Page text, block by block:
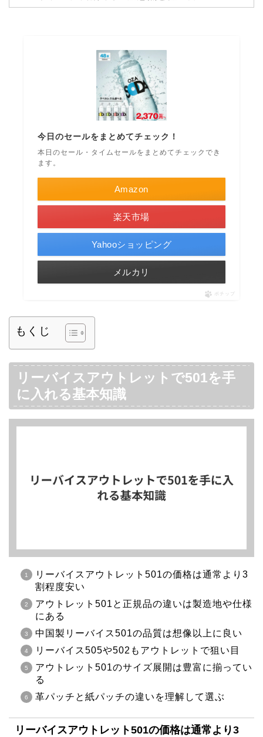
今日のセールをまとめてチェック！
本日のセール・タイムセールをまとめてチェックでき
ます。
Amazon
楽天市場
Yahooショッピング
メルカリ
ポチップ
もくじ
リーバイスアウトレットで501を手
に入れる基本知識
リーバイスアウトレット501の価格は通常より3
割程度安い
アウトレット501と正規品の違いは製造地や仕様
にある
中国製リーバイス501の品質は想像以上に良い
リーバイス505や502もアウトレットで狙い目
アウトレット501のサイズ展開は豊富に揃ってい
る
革パッチと紙パッチの違いを理解して選ぶ
リーバイスアウトレット501の価格は通常より3